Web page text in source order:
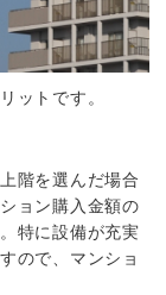
ットです。
階を選んだ場合
ョン購入金額の
特に設備が充実
ので、マンショ